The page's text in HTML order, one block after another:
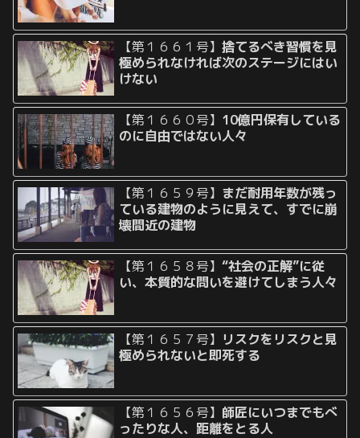
【第１６６１号】捨てるべき習慣を見
極められなければ次のステージにはい
けない
【第１６６０号】 10億円保有している
のに自由ではない人々
【第１６５９号】 まだ耐用年数が残っ
ている建物のように見えて、すでに崩
壊間近の建物
【第１６５８号】“社会の正解”に従
い、本質的な問いを避けてしまう人々
【第１６５７号】 リスクをリスクと見
極められないと即死する
【第１６５６号】 師匠にいつまでもべ
ったりな人、距離をとる人